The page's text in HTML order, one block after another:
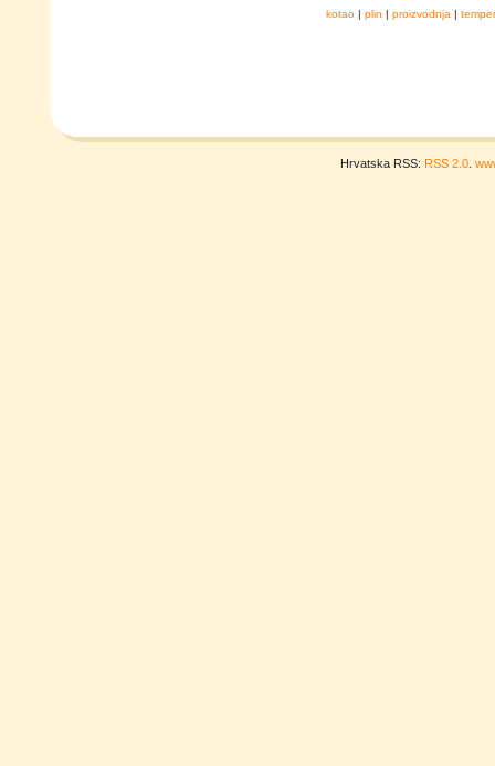
kotao | plin | proizvodnja |
Hrvatska RSS: RSS 2.0.